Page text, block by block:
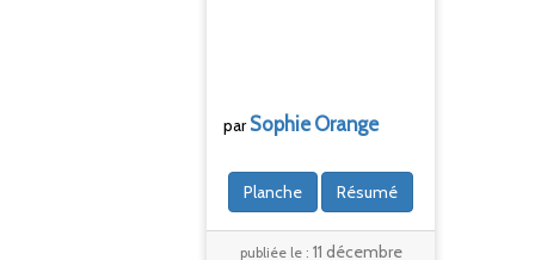
parSophie Orange
Planche Résumé
publiée le : 11 décembre